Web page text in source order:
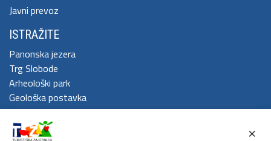
Javni prevoz
ISTRAŽITE
Panonska jezera
Trg Slobode
Arheološki park
Geološka postavka
DOŽIVITE
×